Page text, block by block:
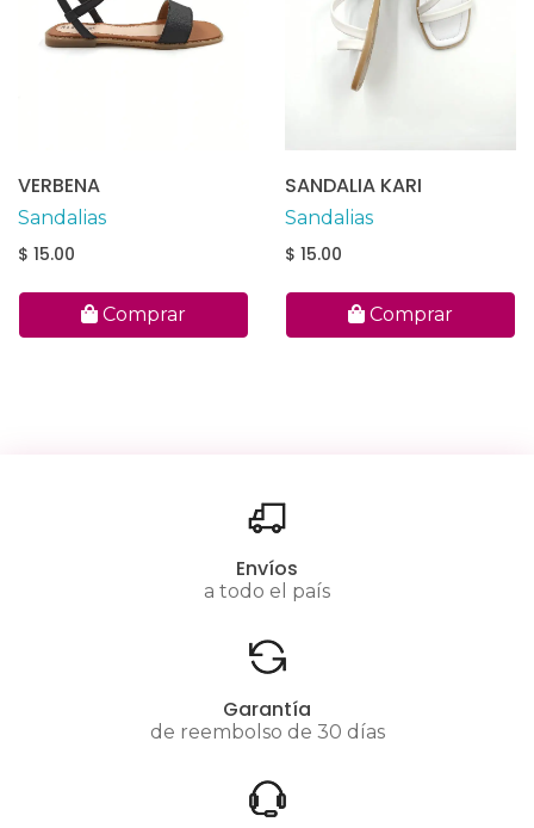
VERBENA
Sandalias
$ 15.00
Comprar
SANDALIA KARI
Sandalias
$ 15.00
Comprar
Envíos
a todo el país
Garantía
de reembolso de 30 días